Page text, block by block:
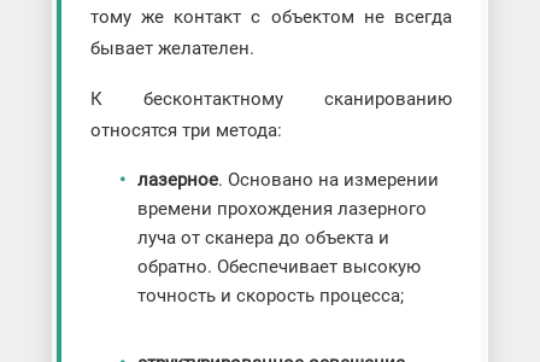
тому же контакт с объектом не всегда
бывает желателен.
К бесконтактному сканированию
относятся три метода:
лазерное. Основано на измерении
времени прохождения лазерного
луча от сканера до объекта и
обратно. Обеспечивает высокую
точность и скорость процесса;